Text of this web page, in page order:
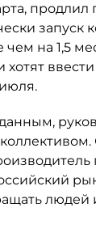
продлил
запуск
чем на 1,5
людей